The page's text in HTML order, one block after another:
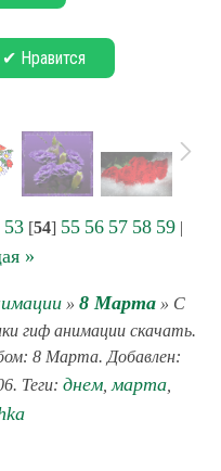
✔ Нравится
53[54] 55 56 57 58 59|
»
» 8 Марта» С
гиф анимации скачать.
8 Марта. Добавлен:
Теги: днем, марта,